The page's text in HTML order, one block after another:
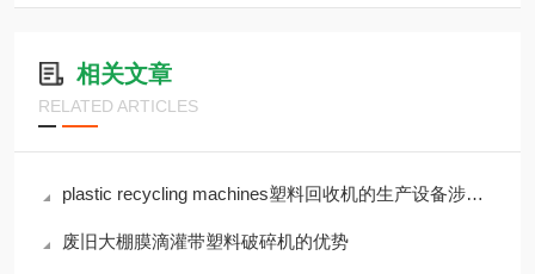
相关文章
RELATED ARTICLES
plastic recycling machines塑料回收机的生产设备涉及哪些工艺步骤？
废旧大棚膜滴灌带塑料破碎机的优势